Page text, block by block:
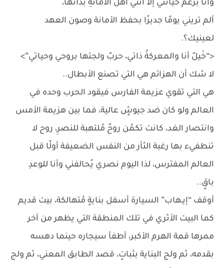
وأنا برغم خيانتي إلا أنني أهل الأمانةِ بذاتها،
ألم تريني يومًا جديرًا بحفظ الأمانة وصون العهد
لعينيك؟.
<“خَيلٌ أنا والمعركةُ ذاتي، حربٌ ولجتها بروحي وحياتي”>
لا شك أن الهزائم هي التي تصنع الأبطال..
هي التي تقوي عزيمة الفارس فيقود الحرب وحده في
العالم ولو كان ضد جيوشٍ عالية، فما بين هزيمة الأمس
وانتصار الغد، كانت تكمُن روحٌ مُلتهبة للنصرِ، روح لا
تنطفيء بها رغبة الثأر من النفس الضعيفة أولًا قبل
العالم المفترس، لذا اليوم نصري يُحالفني وأنا للوعدِ
باقٍ..
أوقف “إيـهاب” السيارة أسفل بنايةٍ مُتهالكة، بيت قديم
كما البيت الأثري في تلك المنطقة التي يظهر من آخر
ممرها قمة الهرم الأكبر، أطفأ سيجاره حينما دهسه
بقدمه، ثم ولج البناية بثباتٍ، قصد الطابق المعني، ثم ولج